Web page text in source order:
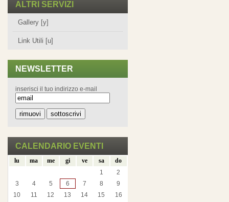
ALTRI SERVIZI
Gallery [y]
Link Utili [u]
NEWSLETTER
inserisci il tuo indirizzo e-mail
CALENDARIO EVENTI
lu ma me gi ve sa
do
1
2
3
4 5 6 7 8
9
10
11 12 13 14 15
16